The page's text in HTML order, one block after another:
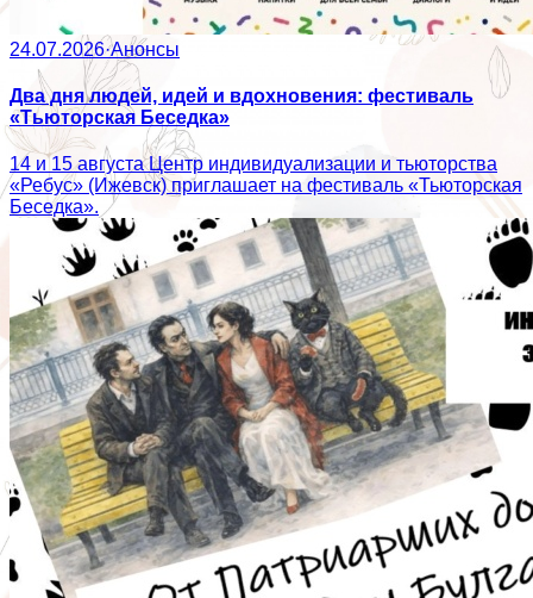
24.07.2026·Анонсы
Два дня людей, идей и вдохновения: фестиваль
«Тьюторская Беседка»
14 и 15 августа Центр индивидуализации и тьюторства
«Ребус» (Ижевск) приглашает на фестиваль «Тьюторская
Беседка».